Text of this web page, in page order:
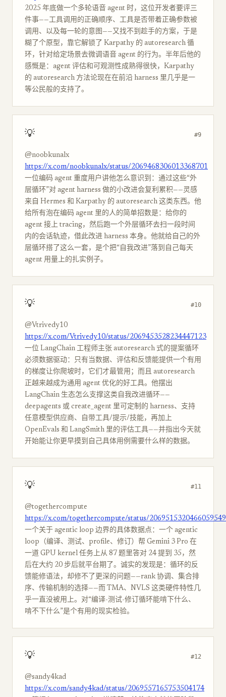
2025 年底做一个多轮语音 agent 时，这位开发者要评三
件事——工具调用的正确顺序、工具是否带着正确参数被
调用、以及每一轮的意图——又找不到趁手的方案，于是
糊了个原型，靠它解锁了 Karpathy 的 autoresearch 循
环，针对给定场景去微调语音 agent 的行为。半年后他的
感慨是：agent 评估和可观测性成熟得很快，Karpathy
的 autoresearch 方法论现在在前沿 harness 里几乎是一
等公民般的支持了。
💡 #9
@noobkunalx
https://x.com/noobkunalx/status/2069468306013368701
一位编码 agent 重度用户讲他怎么意识到：通过这些“外
层循环”对 agent harness 做的小改进会复利累积——灵感
来自 Hermes 和 Karpathy 的 autoresearch 这类东西。他
给所有泡在编码 agent 里的人的简单招数是：给你的
agent 接上 tracing，然后跑一个外层循环去扫一段时间
内的会话轨迹，借此改进 harness 本身。他就给自己的外
层循环搭了这么一套，是个把“自我改进”落到自己每天
agent 用量上的扎实例子。
💡 #10
@Vtrivedy10
https://x.com/Vtrivedy10/status/2069453528234447123
一位 LangChain 工程师主张 autoresearch 式的提案循环
必须数据驱动：只有当数据、评估和反馈能提供一个有用
的梯度让你爬坡时，它们才最管用；而且 autoresearch
正越来越成为通用 agent 优化的好工具。他摆出
LangChain 生态怎么支撑这类自我改进循环——
deepagents 或 create_agent 里可定制的 harness、支持
任意模型供应商、自带工具/提示/技能，再加上
OpenEvals 和 LangSmith 里的评估工具——并指出今天就
开始能让你更早摸到自己具体用例需要什么样的数据。
💡 #11
@togethercompute
https://x.com/togethercompute/status/2069515320466059549
一个关于 agentic loop 边界的具体数据点：一个 agentic
loop（编译、测试、profile、修订）帮 Gemini 3 Pro 在
一道 GPU kernel 任务上从 87 题里答对 24 提到 35，然
后在大约 20 步后就平台期了。诚实的发现是：循环的反
馈能修语法，却修不了更深的问题——rank 协调、集合排
序、传输机制的选择——而 TMA、NVLS 这类硬件特性几
乎一直没被用上。对“编译-测试-修订循环能啃下什么、
啃不下什么”是个有用的现实检验。
💡 #12
@sandy4kad
https://x.com/sandy4kad/status/2069557165753504174